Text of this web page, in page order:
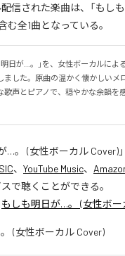
信された楽曲は、「もし
む全1曲となっている。
日が…。」を、女性ボーカルによ
ました。原曲の温かく懐かしいメ
歌声とピアノで、穏やかな余韻を
…。 (女性ボーカル Cover)
、 YouTube Music、
で聴くことができる。
もしも明日が…。 (女性ボー